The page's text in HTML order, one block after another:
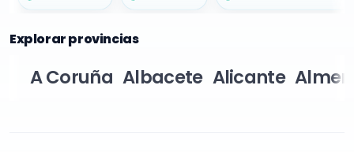
Explorar provincias
A Coruña Albacete Alicante